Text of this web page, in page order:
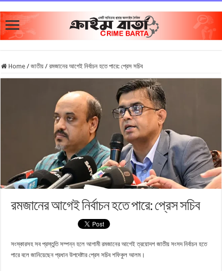
Home / জাতীয় / রমজানের আগেই নির্বাচন হতে পারে: প্রেস সচিব
রমজানের আগেই নির্বাচন হতে পারে: প্রেস সচিব
সংস্কারসহ সব প্রস্তুতি সম্পন্ন হলে আগামী রমজানের আগেই ত্রয়োদশ জাতীয় সংসদ নির্বাচন হতে
পারে বলে জানিয়েছেন প্রধান উপদেষ্টার প্রেস সচিব শফিকুল আলম।